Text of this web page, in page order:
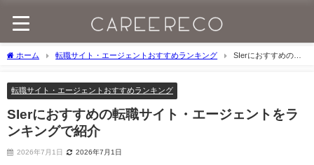
ホーム 転職サイト・エージェントおすすめランキング
SIerにおすすめの転
転職サイト・エージェントおすすめランキング
SIerにおすすめの転職サイト・エージェントをラ
ンキングで紹介
2026年7月1日 2026年7月1日